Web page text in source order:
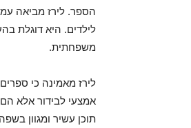
הספר. לירז מביאה
לילדים. היא דוגלת
משפחתית.
לירז מאמינה כי
אמצעי לבידור אלא
תוכן עשיר ומגוון